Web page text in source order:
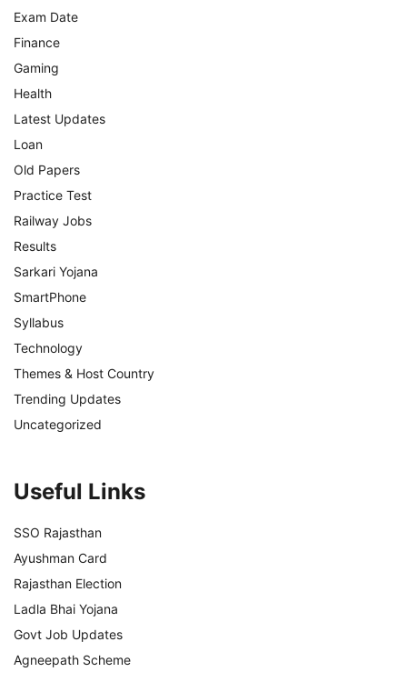
Exam Date
Finance
Gaming
Health
Latest Updates
Loan
Old Papers
Practice Test
Railway Jobs
Results
Sarkari Yojana
SmartPhone
Syllabus
Technology
Themes & Host Country
Trending Updates
Uncategorized
Useful Links
SSO Rajasthan
Ayushman Card
Rajasthan Election
Ladla Bhai Yojana
Govt Job Updates
Agneepath Scheme